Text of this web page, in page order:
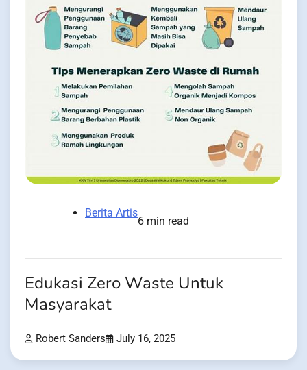
Berita Artis
6 min read
Edukasi Zero Waste Untuk
Masyarakat
Robert Sanders July 16, 2025